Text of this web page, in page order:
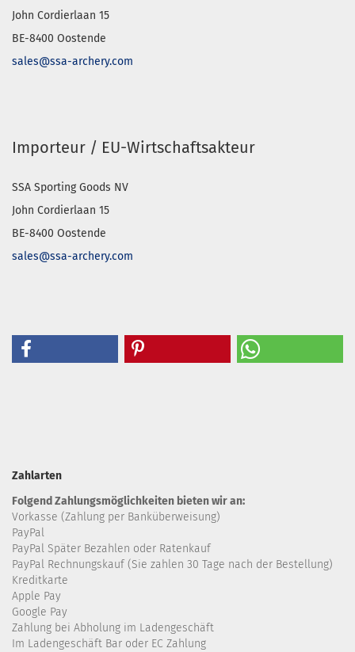
John Cordierlaan 15
BE-8400 Oostende
sales@ssa-archery.com
Importeur / EU-Wirtschaftsakteur
SSA Sporting Goods NV
John Cordierlaan 15
BE-8400 Oostende
sales@ssa-archery.com
Zahlarten
Folgend Zahlungsmöglichkeiten bieten wir an:
Vorkasse (Zahlung per Banküberweisung)
PayPal
PayPal Später Bezahlen oder Ratenkauf
PayPal Rechnungskauf (Sie zahlen 30 Tage nach der Bestellung)
Kreditkarte
Apple Pay
Google Pay
Zahlung bei Abholung im Ladengeschäft
Im Ladengeschäft Bar oder EC Zahlung